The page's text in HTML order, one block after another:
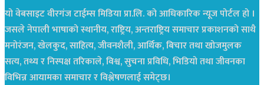
यो वेबसाइट वीरगंज टाईम्स मिडिया प्रा.लि. को आधिकारिक न्यूज पोर्टल हो ।
जसले नेपाली भाषाको स्थानीय, राष्ट्रिय, अन्तराष्ट्रिय समाचार प्रकाशनको साथै
मनोरंजन, खेलकुद, साहित्य, जीवनशैली, आर्थिक, बिचार तथा खोजमुलक
सत्य, तथ्य र निस्पक्ष तरिकाले, विश्व, सुचना प्रविधि, भिडियो तथा जीवनका
विभिन्न आयामका समाचार र विश्लेषणलाई समेट्छ।